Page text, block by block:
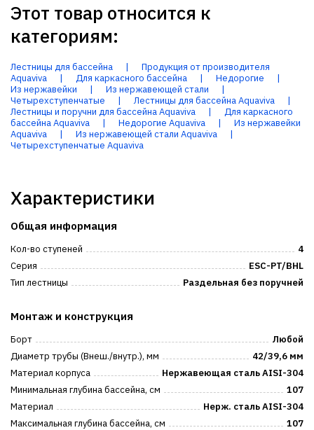
Этот товар относится к
категориям:
Лестницы для бассейна |
Продукция от производителя
Aquaviva
| Для каркасного бассейна | Недорогие
|
Из нержавейки
| Из нержавеющей стали
|
Четырехступенчатые
| Лестницы для бассейна Aquaviva
|
Лестницы и поручни для бассейна Aquaviva
|
Для каркасного
бассейна Aquaviva
| Недорогие Aquaviva |
Из нержавейки
Aquaviva
| Из нержавеющей стали Aquaviva
|
Четырехступенчатые Aquaviva
Характеристики
Общая информация
Кол-во ступеней
4
Серия
ESC-PT/BHL
Тип лестницы
Раздельная без поручней
Монтаж и конструкция
Борт
Любой
Диаметр трубы (Внеш./внутр.), мм
42/39,6 мм
Материал корпуса
Нержавеющая сталь AISI-304
Минимальная глубина бассейна, см
107
Материал
Нерж. сталь AISI-304
Максимальная глубина бассейна, см
107